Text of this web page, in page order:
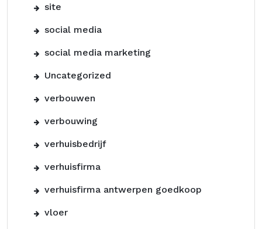
site
social media
social media marketing
Uncategorized
verbouwen
verbouwing
verhuisbedrijf
verhuisfirma
verhuisfirma antwerpen goedkoop
vloer